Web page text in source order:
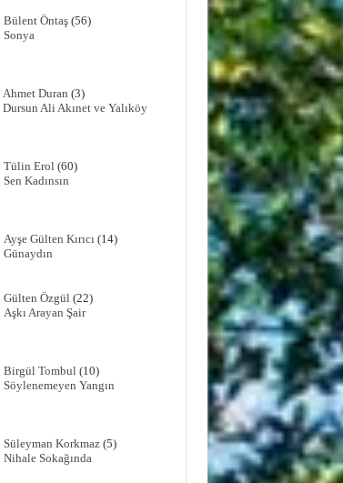
Bülent Öntaş(56)
Sonya
Ahmet Duran (3)
Dursun Ali Akınet ve Yalıköy
Tülin Erol(60)
Sen Kadınsın
Ayşe Gülten Kırıcı(14)
Günaydın
Gülten Özgül(22)
Aşkı Arayan Şair
Birgül Tombul(10)
Söylenemeyen Yangın
Süleyman Korkmaz(5)
Nihale Sokağında